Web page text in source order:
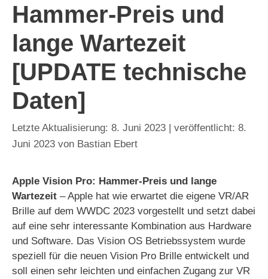
Hammer-Preis und
lange Wartezeit
[UPDATE technische
Daten]
8. Juni 2023
8.
Juni 2023 von Bastian Ebert
Apple Vision Pro: Hammer-Preis und lange
Wartezeit – Apple hat wie erwartet die eigene VR/AR
Brille auf dem WWDC 2023 vorgestellt und setzt dabei
auf eine sehr interessante Kombination aus Hardware
und Software. Das Vision OS Betriebssystem wurde
speziell für die neuen Vision Pro Brille entwickelt und
soll einen sehr leichten und einfachen Zugang zur VR